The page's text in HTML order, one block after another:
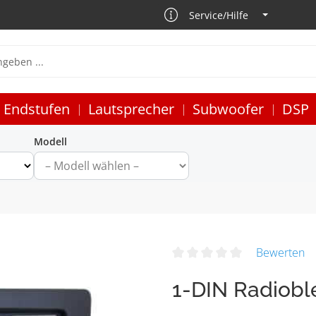
Service/Hilfe
Endstufen Lautsprecher Subwoofer DSP
Modell
Bewerten
1-DIN